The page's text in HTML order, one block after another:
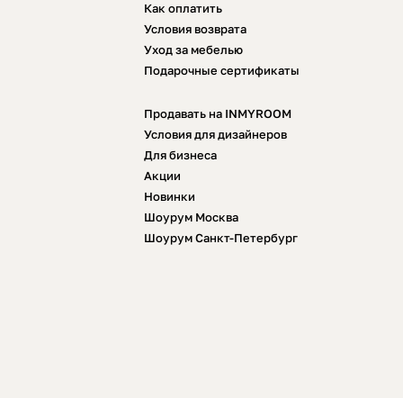
Как оплатить
Условия возврата
Уход за мебелью
Подарочные сертификаты
Продавать на INMYROOM
Условия для дизайнеров
Для бизнеса
Акции
Новинки
Шоурум Москва
Шоурум Санкт-Петербург